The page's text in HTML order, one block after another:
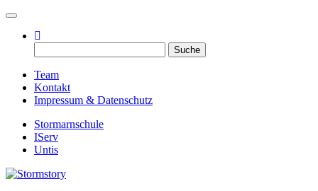
Toggle navigation
nach:
Team
Kontakt
Impressum & Datenschutz
Stormarnschule
IServ
Untis